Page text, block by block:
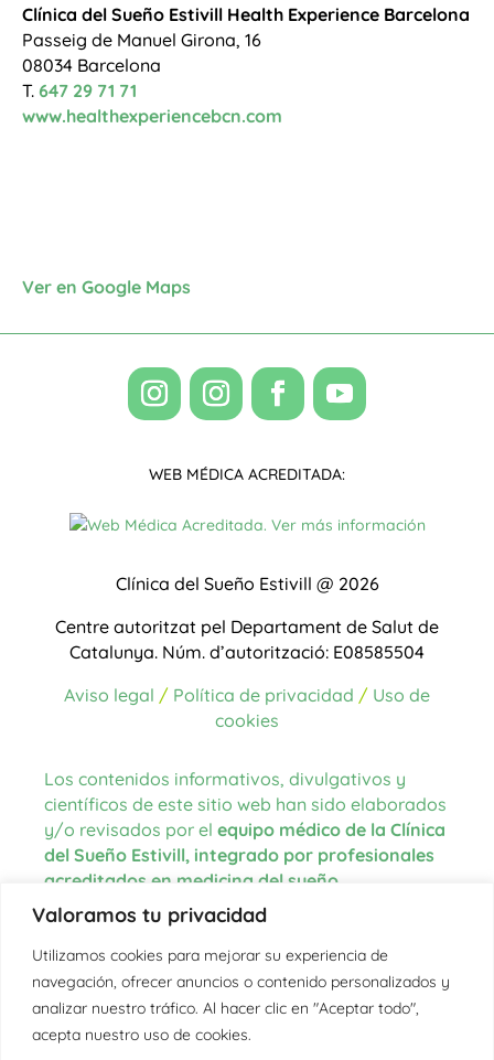
Valoramos tu privacidad
Utilizamos cookies para mejorar su experiencia de
navegación, ofrecer anuncios o contenido personalizados y
analizar nuestro tráfico. Al hacer clic en "Aceptar todo",
acepta nuestro uso de cookies.
Clínica del Sueño Estivill Health Experience Barcelona
Passeig de Manuel Girona, 16
08034 Barcelona
T. 647 29 71 71
www.healthexperiencebcn.com
Ver en Google Maps
WEB MÉDICA ACREDITADA:
Clínica del Sueño Estivill @ 2026
Centre autoritzat pel Departament de Salut de
Catalunya. Núm. d’autorització: E08585504
Aviso legal / Política de privacidad / Uso de
cookies
Los contenidos informativos, divulgativos y
científicos de este sitio web han sido elaborados
y/o revisados por el equipo médico de la Clínica
del Sueño Estivill, integrado por profesionales
acreditados en medicina del sueño
Las fuentes de información utilizadas para la
redacción de los contenidos proceden de
literatura científica actualizada, guías clínicas
internacionales, organismos oficiales en el
ámbito de la salud y la medicina del sueño, así
como de la experiencia clínica del equipo.